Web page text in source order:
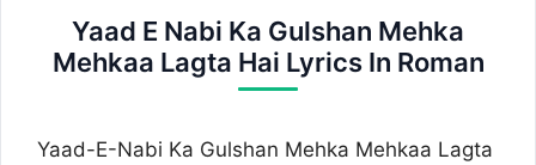
Yaad E Nabi Ka Gulshan Mehka
Mehkaa Lagta Hai Lyrics In Roman
Yaad-E-Nabi Ka Gulshan Mehka Mehkaa Lagta